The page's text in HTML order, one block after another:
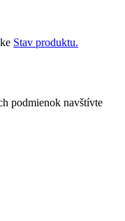
Stav produktu.
podmienok navštívte